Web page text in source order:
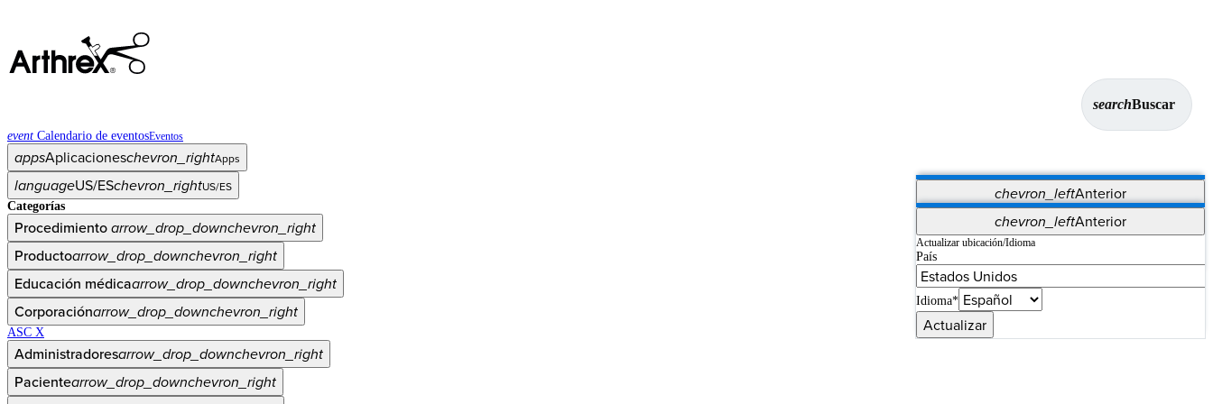
searchBuscar
event Calendario de eventosEventos
appsAplicacioneschevron_rightApps
chevron_leftAnterior
Vet Systems OrthoPedia Patient
Supplier Portal
Synergy Imaging & Resection
languageUS/ESchevron_rightUS/ES
chevron_leftAnterior
Actualizar ubicación/Idioma
País
Idioma*
Actualizar
Categorías
Procedimientoarrow_drop_downchevron_right
Productoarrow_drop_downchevron_right
Educación médicaarrow_drop_downchevron_right
Corporaciónarrow_drop_downchevron_right
ASC X
Administradoresarrow_drop_downchevron_right
Pacientearrow_drop_downchevron_right